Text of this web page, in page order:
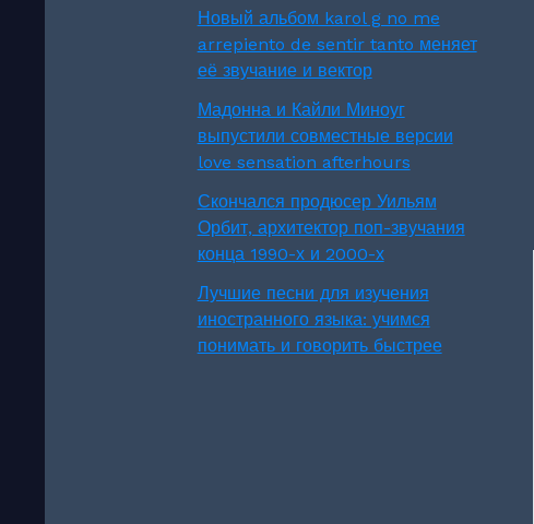
Новый альбом karol g no me
arrepiento de sentir tanto меняет
её звучание и вектор
Мадонна и Кайли Миноуг
выпустили совместные версии
love sensation afterhours
Скончался продюсер Уильям
Орбит, архитектор поп-звучания
конца 1990-х и 2000-х
Лучшие песни для изучения
иностранного языка: учимся
понимать и говорить быстрее